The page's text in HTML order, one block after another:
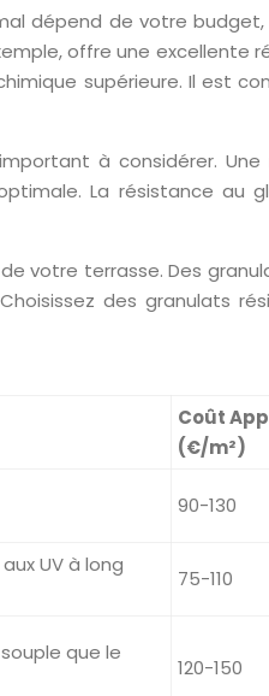
dépend de votre
offre une excellente
supérieure. Il est
à considérer.
La résistance
votre terrasse. Des
des granulats
Coût
(€/m²)
90-130
UV à long
75-110
que le
120-150